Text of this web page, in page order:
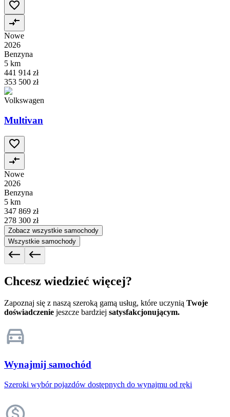
Nowe
2026
Benzyna
5 km
441 914 zł
353 500 zł
Volkswagen
Multivan
Nowe
2026
Benzyna
5 km
347 869 zł
278 300 zł
Zobacz wszystkie samochody
Wszystkie samochody
Chcesz wiedzieć więcej?
Zapoznaj się z naszą szeroką gamą usług, które uczynią Twoje
doświadczenie jeszcze bardziej satysfakcjonującym.
Wynajmij samochód
Szeroki wybór pojazdów dostępnych do wynajmu od ręki